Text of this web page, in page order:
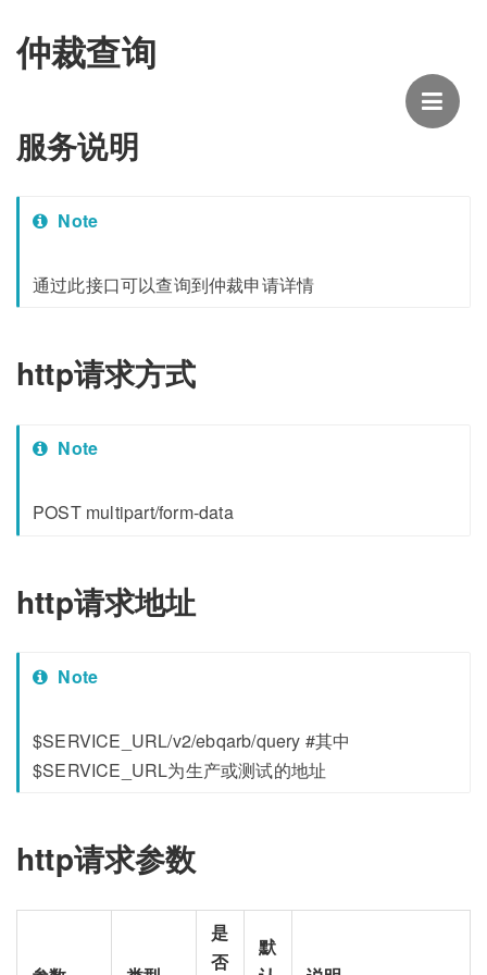
仲裁查询
服务说明
Note
通过此接口可以查询到仲裁申请详情
http请求方式
Note
POST multipart/form-data
http请求地址
Note
$SERVICE_URL/v2/ebqarb/query #其中
$SERVICE_URL为生产或测试的地址
http请求参数
是
否
默